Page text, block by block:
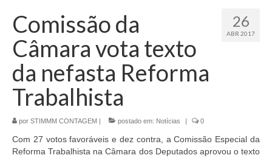
26
ABR 2017
Comissão da
Câmara vota texto
da nefasta Reforma
Trabalhista
por STIMMM CONTAGEM | postado em: Notícias | 0
Com 27 votos favoráveis e dez contra, a Comissão Especial da
Reforma Trabalhista na Câmara dos Deputados aprovou o texto